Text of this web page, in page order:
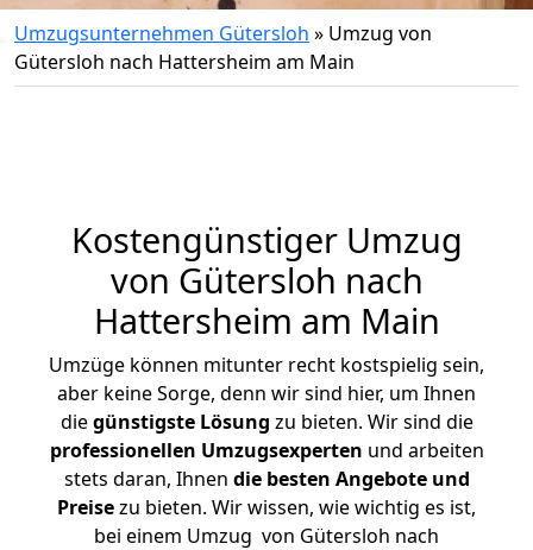
Umzugsunternehmen Gütersloh » Umzug von
Gütersloh nach Hattersheim am Main
Kostengünstiger Umzug
von Gütersloh nach
Hattersheim am Main
Umzüge können mitunter recht kostspielig sein,
aber keine Sorge, denn wir sind hier, um Ihnen
diegünstigste Lösung zu bieten. Wir sind die
professionellen Umzugsexperten und arbeiten
stets daran, Ihnen die besten Angebote und
Preisezu bieten. Wir wissen, wie wichtig es ist,
bei einem Umzug von Gütersloh nach